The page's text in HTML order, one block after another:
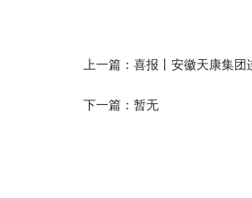
上一篇：喜报丨安徽天康集
下一篇：暂无